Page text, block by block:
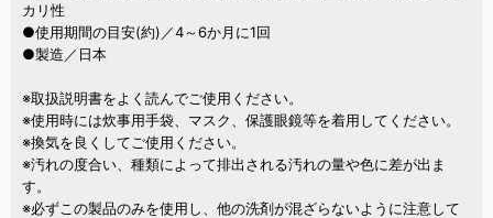
カリ性
●使用期間の目安(約)／4～6か月に1回
●製造／日本
※取扱説明書をよく読んでご使用ください。
※使用時には炊事用手袋、マスク、保護眼鏡等を着用してください。
※換気を良くしてご使用ください。
※汚れの度合い、種類によって排出される汚れの量や色に差が出ま
す。
※必ずこの製品のみを使用し、他の洗剤が混ざらないように注意して